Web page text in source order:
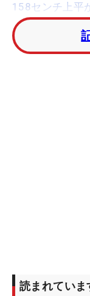
158センチ上平
「イメージト
4日間やりたか
2位T：
6位： 小田孔明(-
読まれていま